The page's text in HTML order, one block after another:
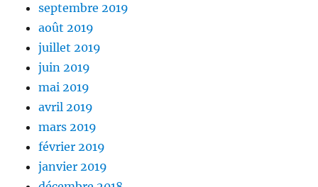
septembre 2019
août 2019
juillet 2019
juin 2019
mai 2019
avril 2019
mars 2019
février 2019
janvier 2019